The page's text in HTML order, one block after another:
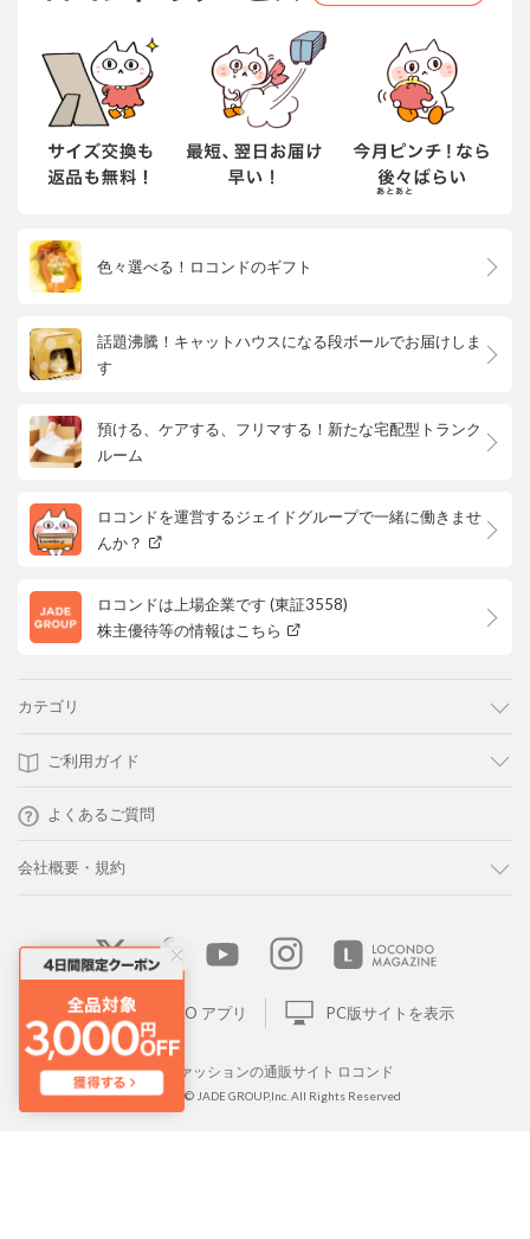
色々選べる！ロコンドのギフト
話題沸騰！キャットハウスになる段ボールでお届けしま
す
預ける、ケアする、フリマする！新たな宅配型トランク
ルーム
ロコンドを運営するジェイドグループで一緒に働きませ
んか？
ロコンドは上場企業です (東証3558)
株主優待等の情報はこちら
カテゴリ
ご利用ガイド
よくあるご質問
会社概要・規約
LOCONDO アプリ PC版サイトを表示
靴とファッションの通販サイト ロコンド
Copyright © JADE GROUP,Inc. All Rights Reserved